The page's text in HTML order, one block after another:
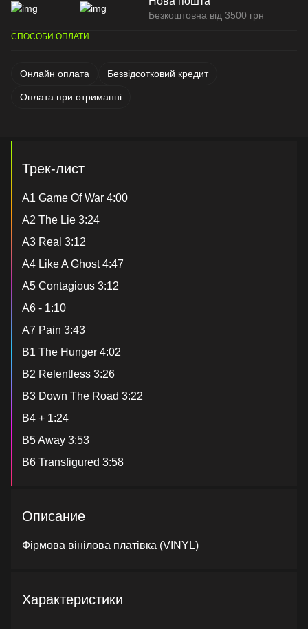
Безкоштовна від 3500 грн
СПОСОБИ ОПЛАТИ
Онлайн оплата Безвідсотковий кредит
Оплата при отриманні
Трек-лист
A1 Game Of War 4:00
A2 The Lie 3:24
A3 Real 3:12
A4 Like A Ghost 4:47
A5 Contagious 3:12
A6 - 1:10
A7 Pain 3:43
B1 The Hunger 4:02
B2 Relentless 3:26
B3 Down The Road 3:22
B4 + 1:24
B5 Away 3:53
B6 Transfigured 3:58
Описание
Фірмова вінілова платівка (VINYL)
Характеристики